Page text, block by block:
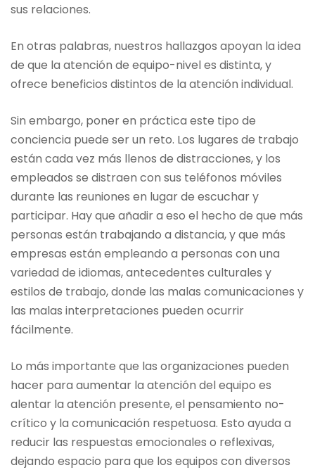
sus relaciones.
En otras palabras, nuestros hallazgos apoyan la idea
de que la atención de equipo-nivel es distinta, y
ofrece beneficios distintos de la atención individual.
Sin embargo, poner en práctica este tipo de
conciencia puede ser un reto. Los lugares de trabajo
están cada vez más llenos de distracciones, y los
empleados se distraen con sus teléfonos móviles
durante las reuniones en lugar de escuchar y
participar. Hay que añadir a eso el hecho de que más
personas están trabajando a distancia, y que más
empresas están empleando a personas con una
variedad de idiomas, antecedentes culturales y
estilos de trabajo, donde las malas comunicaciones y
las malas interpretaciones pueden ocurrir
fácilmente.
Lo más importante que las organizaciones pueden
hacer para aumentar la atención del equipo es
alentar la atención presente, el pensamiento no-
crítico y la comunicación respetuosa. Esto ayuda a
reducir las respuestas emocionales o reflexivas,
dejando espacio para que los equipos con diversos